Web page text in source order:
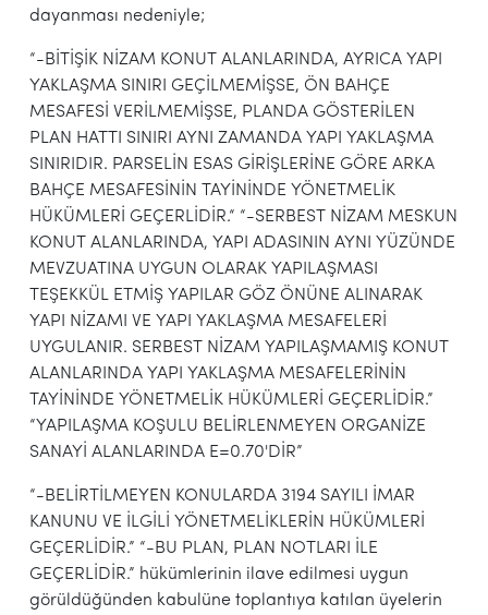
dayanması nedeniyle;
“-BİTİŞİK NİZAM KONUT ALANLARINDA, AYRICA YAPI
YAKLAŞMA SINIRI GEÇİLMEMİŞSE, ÖN BAHÇE
MESAFESİ VERİLMEMİŞSE, PLANDA GÖSTERİLEN
PLAN HATTI SINIRI AYNI ZAMANDA YAPI YAKLAŞMA
SINIRIDIR. PARSELİN ESAS GİRİŞLERİNE GÖRE ARKA
BAHÇE MESAFESİNİN TAYİNİNDE YÖNETMELİK
HÜKÜMLERİ GEÇERLİDİR.“ “-SERBEST NİZAM MESKUN
KONUT ALANLARINDA, YAPI ADASININ AYNI YÜZÜNDE
MEVZUATINA UYGUN OLARAK YAPILAŞMASI
TEŞEKKÜL ETMİŞ YAPILAR GÖZ ÖNÜNE ALINARAK
YAPI NİZAMI VE YAPI YAKLAŞMA MESAFELERİ
UYGULANIR. SERBEST NİZAM YAPILAŞMAMIŞ KONUT
ALANLARINDA YAPI YAKLAŞMA MESAFELERİNİN
TAYİNİNDE YÖNETMELİK HÜKÜMLERİ GEÇERLİDİR.”
“YAPILAŞMA KOŞULU BELİRLENMEYEN ORGANİZE
SANAYİ ALANLARINDA E=0.70'DİR”
“-BELİRTİLMEYEN KONULARDA 3194 SAYILI İMAR
KANUNU VE İLGİLİ YÖNETMELİKLERİN HÜKÜMLERİ
GEÇERLİDİR.” “-BU PLAN, PLAN NOTLARI İLE
GEÇERLİDİR.” hükümlerinin ilave edilmesi uygun
görüldüğünden kabulüne toplantıya katılan üyelerin